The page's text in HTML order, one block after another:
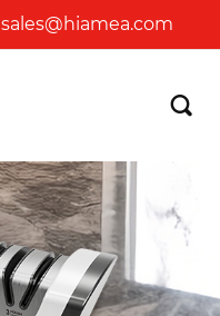
sales@hiamea.com
